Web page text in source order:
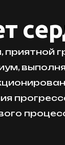
приятной